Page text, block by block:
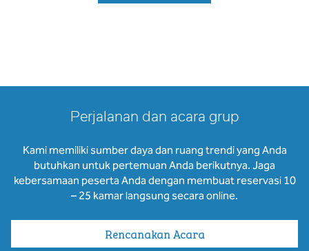
Perjalanan dan acara grup
Kami memiliki sumber daya dan ruang trendi yang Anda
butuhkan untuk pertemuan Anda berikutnya. Jaga
kebersamaan peserta Anda dengan membuat reservasi 10
– 25 kamar langsung secara online.
Rencanakan Acara